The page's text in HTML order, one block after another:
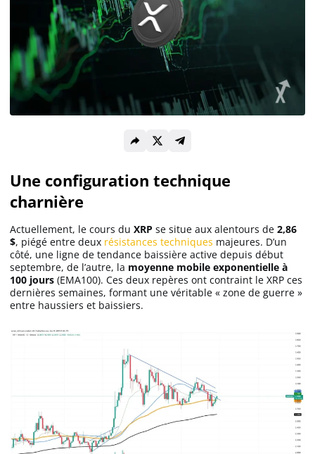
Prédictions
Cryptomonnaies
Bitcoin (BTC)
Ethereum (ETH)
Solana (SOL)
Ripple (XRP)
Dogecoin (DOGE)
Binance Coin (BNB)
C’est quoi ?
Meilleur Broker
Une configuration technique
charnière
Actuellement, le cours du XRP se situe aux alentours de 2,86
$, piégé entre deux résistances techniques majeures. D’un
côté, une ligne de tendance baissière active depuis début
septembre, de l’autre, la moyenne mobile exponentielle à
100 jours (EMA100). Ces deux repères ont contraint le XRP ces
dernières semaines, formant une véritable « zone de guerre »
entre haussiers et baissiers.